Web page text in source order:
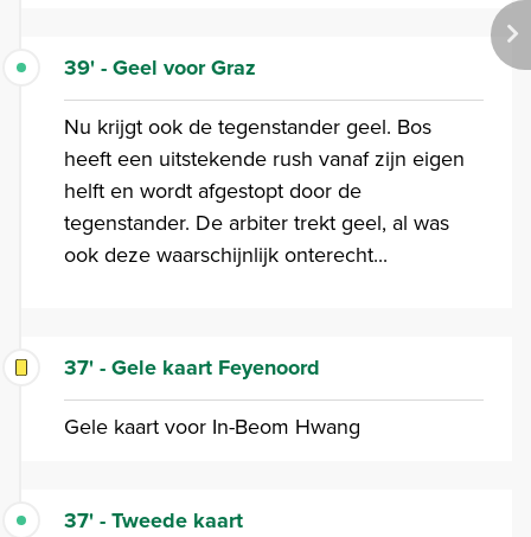
39' - Geel voor Graz
Nu krijgt ook de tegenstander geel. Bos
heeft een uitstekende rush vanaf zijn eigen
helft en wordt afgestopt door de
tegenstander. De arbiter trekt geel, al was
ook deze waarschijnlijk onterecht...
37' - Gele kaart Feyenoord
Gele kaart voor In-Beom Hwang
37' - Tweede kaart